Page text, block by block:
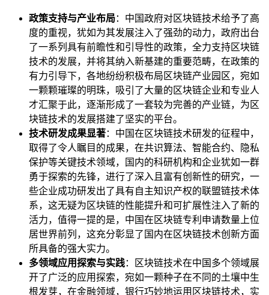
政策支持与产业布局：中国政府对区块链技术给予了高
度的重视，犹如为其发展注入了强劲的动力，政府出台
了一系列具有前瞻性和引导性的政策，全力支持区块链
技术的发展，并将其纳入新基建的重要范畴，在政策的
有力引导下，各地纷纷积极布局区块链产业园区，宛如
一颗颗璀璨的明珠，吸引了大量的区块链企业和专业人
才汇聚于此，逐渐形成了一套较为完善的产业链，为区
块链技术的发展搭建了坚实的平台。
技术研发成果显著：中国在区块链技术研发的征程中，
取得了令人瞩目的成果，在共识算法、智能合约、隐私
保护等关键技术领域，国内的科研机构和企业犹如一群
勇于探索的先锋，进行了深入且富有创新性的研究，一
些企业成功研发出了具有自主知识产权的联盟链技术体
系，这无疑为区块链的性能提升和可扩展性注入了新的
活力，值得一提的是，中国在区块链专利申请数量上位
居世界前列，这充分彰显了国内在区块链技术创新方面
所具备的强大实力。
多领域应用探索与实践：区块链技术在中国多个领域展
开了广泛的应用探索，宛如一颗种子在不同的土壤中生
根发芽，在金融领域，银行巧妙地运用区块链技术，实